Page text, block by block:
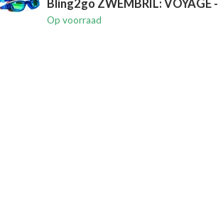
Bling2go ZWEMBRIL: VOYAGE
Op voorraad